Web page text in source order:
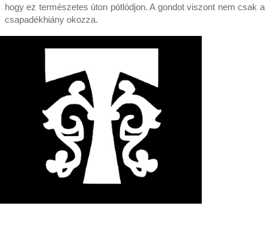
hogy ez természetes úton pótlódjon. A gondot viszont nem csak a
csapadékhiány okozza.